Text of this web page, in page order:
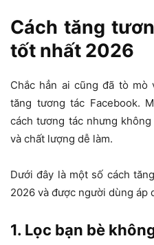
Cách tăng
tốt nhất 2026
Chắc hẳn ai cũng đã tò
tăng tương tác Facebook.
cách tương tác nhưng
và chất lượng dễ làm.
Dưới đây là một số cách
2026 và được người dùng áp
1. Lọc bạn bè